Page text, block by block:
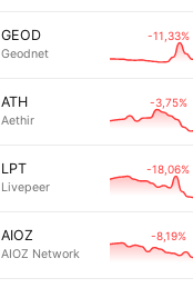
GEOD
Geodnet
-11,33%
ATH
Aethir
-3,75%
LPT
Livepeer
-18,06%
AIOZ
AIOZ Network
-8,19%